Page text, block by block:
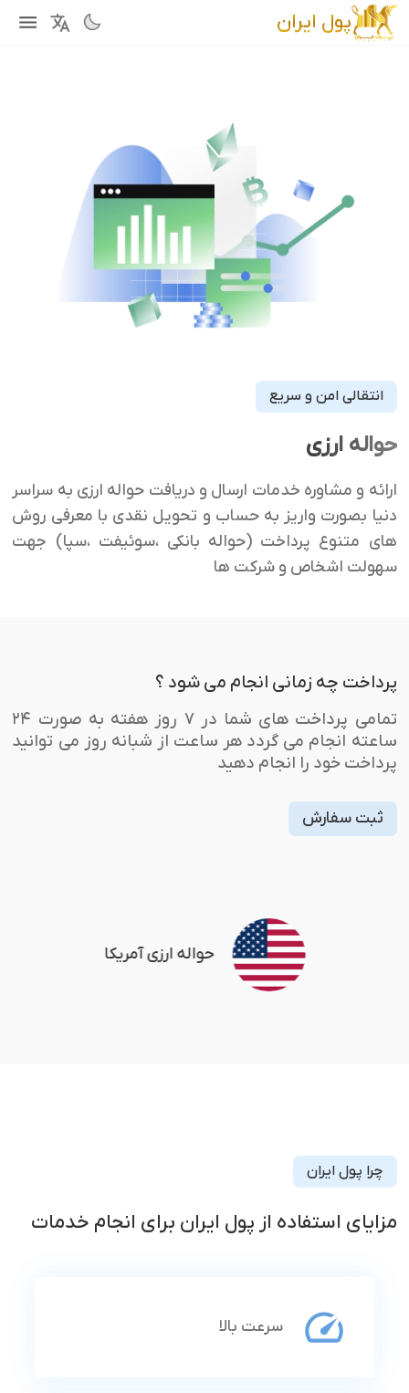
پول ایران
ارز الکترونیک
مدریریت دارایی ها
ارز دیجیتال
تبدیل
ارز فیاتراهنمای استفاده
قوانین و مقررات
درباره پول ایران
وبلاگ
دسترسی سریع
نمای کلی بازار
قانون گذاری
تحلیل کلی بازار
محاسبه سود مرکب
محاسبه اقساط
انتقالی امن و سریع
حواله ارزی
ارائه و مشاوره خدمات ارسال و دریافت حواله ارزی به سراسر
دنیا بصورت واریز به حساب و تحویل نقدی با معرفی روش
های متنوع پرداخت (حواله بانکی ،سوئیفت ،سپا) جهت
سهولت اشخاص و شرکت ها
پرداخت چه زمانی انجام می شود ؟
تمامی پرداخت های شما در ۷ روز هفته به صورت ۲۴
ساعته انجام می گردد هر ساعت از شبانه روز می توانید
پرداخت خود را انجام دهید
ثبت سفارش
حواله ارزی آمریکا
چرا پول ایران
مزایای استفاده از پول ایران برای انجام خدمات
سرعت بالا